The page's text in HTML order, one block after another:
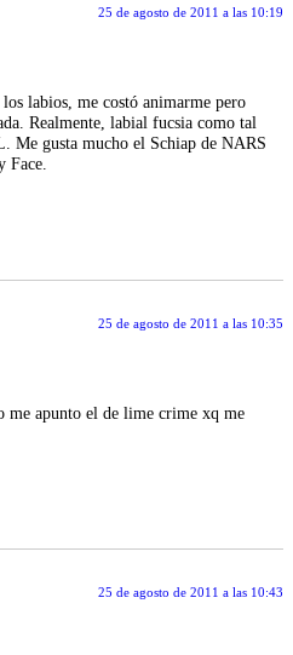
25 de agosto de 2011 a las 10:19
labios, me costó animarme pero
Realmente, labial fucsia como tal
Me gusta mucho el Schiap de NARS
Face.
25 de agosto de 2011 a las 10:35
me apunto el de lime crime xq me
25 de agosto de 2011 a las 10:43